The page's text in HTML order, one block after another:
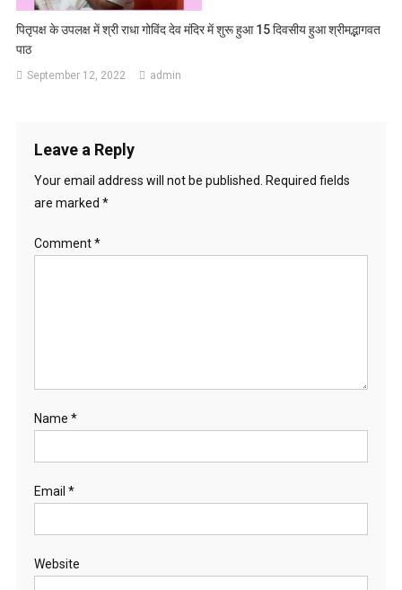
पितृपक्ष के उपलक्ष में श्री राधा गोविंद देव मंदिर में शुरू हुआ 15 दिवसीय हुआ श्रीमद्भागवत
पाठ
September 12, 2022 admin
Leave a Reply
Your email address will not be published.
Required fields
are marked *
Comment*
Name *
Email *
Website